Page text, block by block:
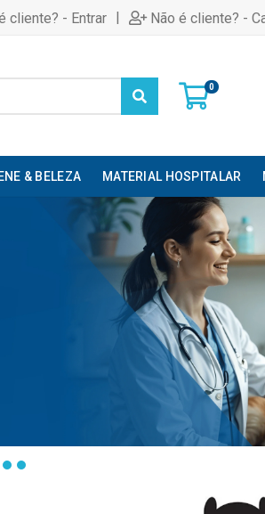
cliente? - Entrar | Não é cliente? -
0
& BELEZA MATERIAL HOSPITALAR